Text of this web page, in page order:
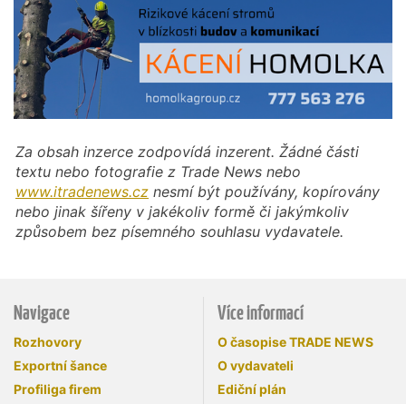
Za obsah inzerce zodpovídá inzerent. Žádné části
textu nebo fotografie z Trade News nebo
www.itradenews.cz nesmí být používány, kopírovány
nebo jinak šířeny v jakékoliv formě či jakýmkoliv
způsobem bez písemného souhlasu vydavatele.
Navigace
Rozhovory
Exportní šance
Profiliga firem
Více informací
O časopise TRADE NEWS
O vydavateli
Ediční plán